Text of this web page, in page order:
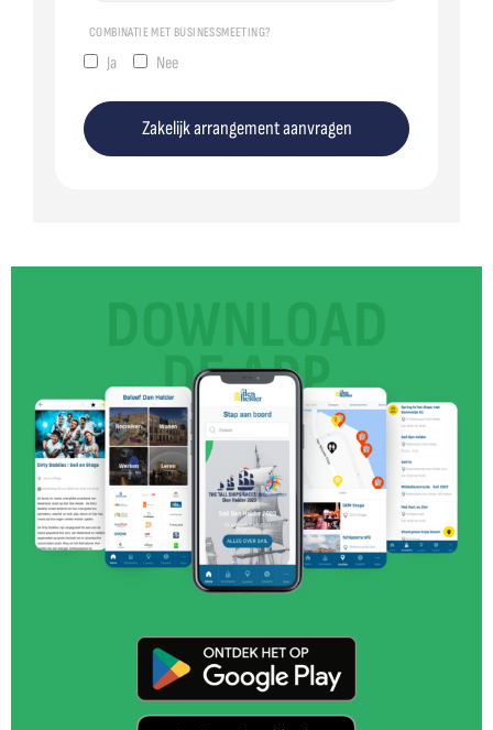
COMBINATIE MET BUSINESSMEETING?
Ja Nee
Zakelijk arrangement aanvragen
DE APP